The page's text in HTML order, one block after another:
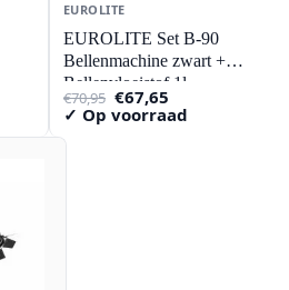
EUROLITE
EUROLITE Set B-90
Bellenmachine zwart +
Bellenvloeistof 1l
€70,95 Oorspronkelijke
prijs
€67,65
prijs
✓ Op voorraad